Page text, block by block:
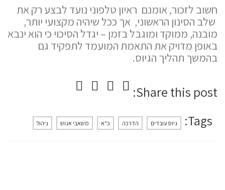
חשוב לזכור, אומנם ראיון טלפוני נועד לבצע רק את
שלב הסינון הראשוני, אך ככל שיהיה מקצועי יותר,
מובנה, ממוקד ומוגבל בזמן – יגדל הסיכוי כי הוא ינבא
באופן מדויק את התאמת המועמד לתפקיד גם
בהמשך תהליך הגיוס.
Share this post:
Tags:
גיוס עובדים הדרכה כ"א משאבי אנוש ניהול